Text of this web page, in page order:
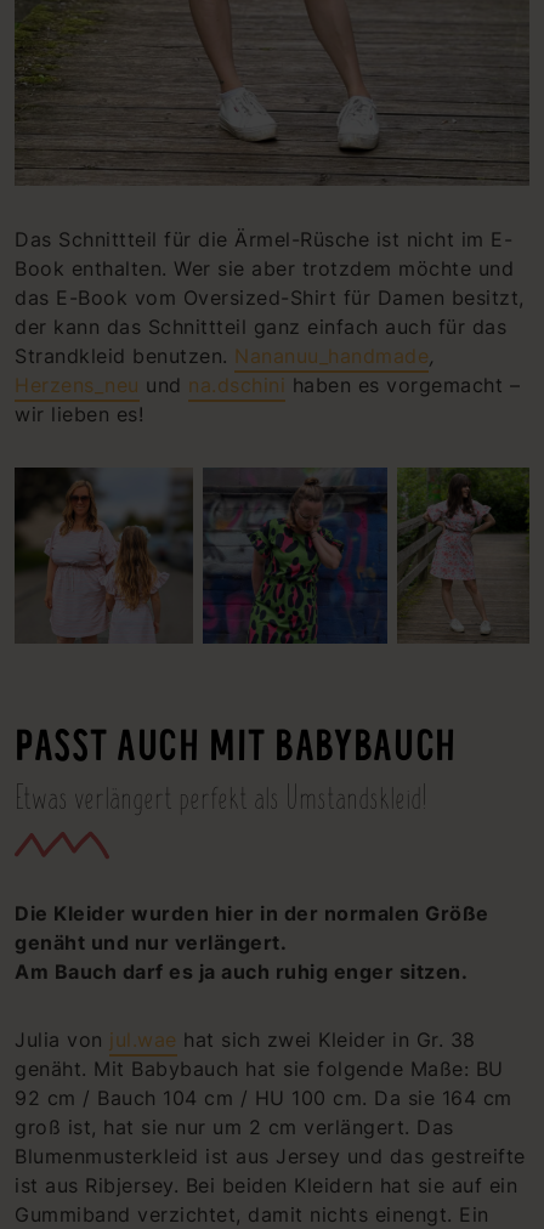
Das Schnittteil für die Ärmel-Rüsche ist nicht im E-
Book enthalten. Wer sie aber trotzdem möchte und
das E-Book vom Oversized-Shirt für Damen besitzt,
der kann das Schnittteil ganz einfach auch für das
Strandkleid benutzen. Nananuu_handmade,
Herzens_neu und na.dschini haben es vorgemacht –
wir lieben es!
PASST AUCH MIT BABYBAUCH
Etwas verlängert perfekt als Umstandskleid!
Die Kleider wurden hier in der normalen Größe
genäht und nur verlängert.
Am Bauch darf es ja auch ruhig enger sitzen.
Julia von jul.wae hat sich zwei Kleider in Gr. 38
genäht. Mit Babybauch hat sie folgende Maße: BU
92 cm / Bauch 104 cm / HU 100 cm. Da sie 164 cm
groß ist, hat sie nur um 2 cm verlängert. Das
Blumenmusterkleid ist aus Jersey und das gestreifte
ist aus Ribjersey. Bei beiden Kleidern hat sie auf ein
Gummiband verzichtet, damit nichts einengt. Ein